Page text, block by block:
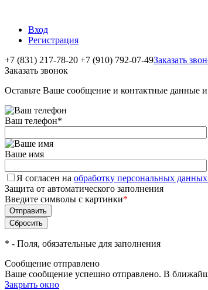
Вход
Регистрация
+7 (831) 217-78-20 +7 (910) 792-07-49Заказать
Заказать звонок
Оставьте Ваше сообщение и контактные данные
Ваш телефон*
Ваше имя
Я согласен на обработку персональных
Защита от автоматического заполнения
Введите символы с картинки*
* - Поля, обязательные для заполнения
Сообщение отправлено
Ваше сообщение успешно отправлено. В
Закрыть окно